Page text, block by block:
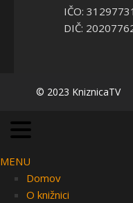
IČO: 31297731
DIČ:
© 2023 KniznicaTV
MENU
Domov
O knižnici